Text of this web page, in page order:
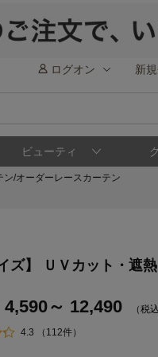
ログオン 新
ビューティ
ン/オーダーレースカーテン
ズ】 ＵＶカット・遮
4,590～ 12,490 （税
4.3 （112件）